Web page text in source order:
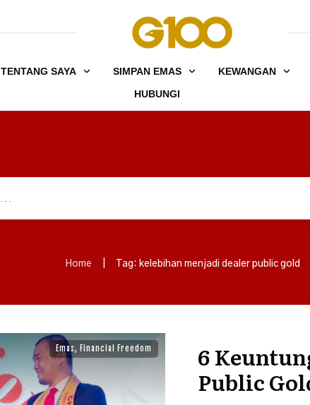
TENTANG SAYA SIMPAN EMAS KEWANGAN
HUBUNGI
Home Tag: kelebihan menjadi dealer public gold
Emas, Financial Freedom
6
Public